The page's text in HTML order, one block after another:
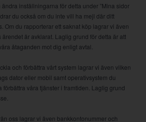
inställningarna för detta under ”Mina sidor
du också om du inte vill ha mejl där ditt
Om du rapporterar ett saknat köp lagrar vi även
är avklarat. Laglig grund för detta är att
åtaganden mot dig enligt avtal.
och förbättra vårt system lagrar vi även vilken
dator eller mobil samt operativsystem du
förbättra våra tjänster i framtiden. Laglig grund
oss lagrar vi även bankkontonummer och